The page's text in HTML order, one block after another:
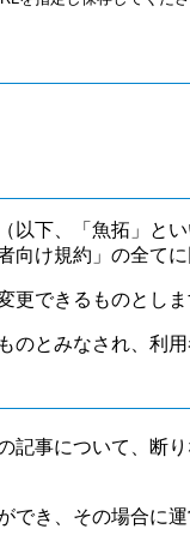
以下、「魚拓」と
向け規約」の全て
更できるものとしま
とみなされ、利用
記事について、断
でき、その場合に